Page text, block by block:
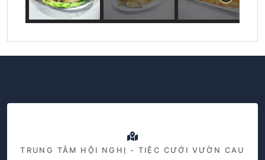
TRUNG TÂM HỘI NGHỊ - TIỆC CƯỚI VƯỜN CAU